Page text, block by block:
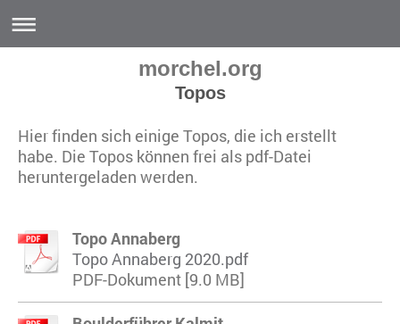
morchel.org
Topos
Hier finden sich einige Topos, die ich erstellt
habe. Die Topos können frei als pdf-Datei
heruntergeladen werden.
Topo Annaberg
Topo Annaberg 2020.pdf
PDF-Dokument [9.0 MB]